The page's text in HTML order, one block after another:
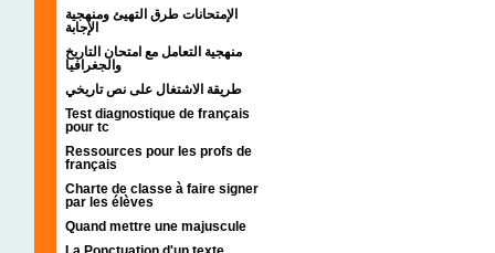
الإمتحانات طرق التهيئ ومنهجية
الإجابة
منهجية التعامل مع امتحان التاريخ
والجغرافيا
طريقة الاشتغال على نص تاريخي
Test diagnostique de français
pour tc
Ressources pour les profs de
français
Charte de classe à faire signer
par les élèves
Quand mettre une majuscule